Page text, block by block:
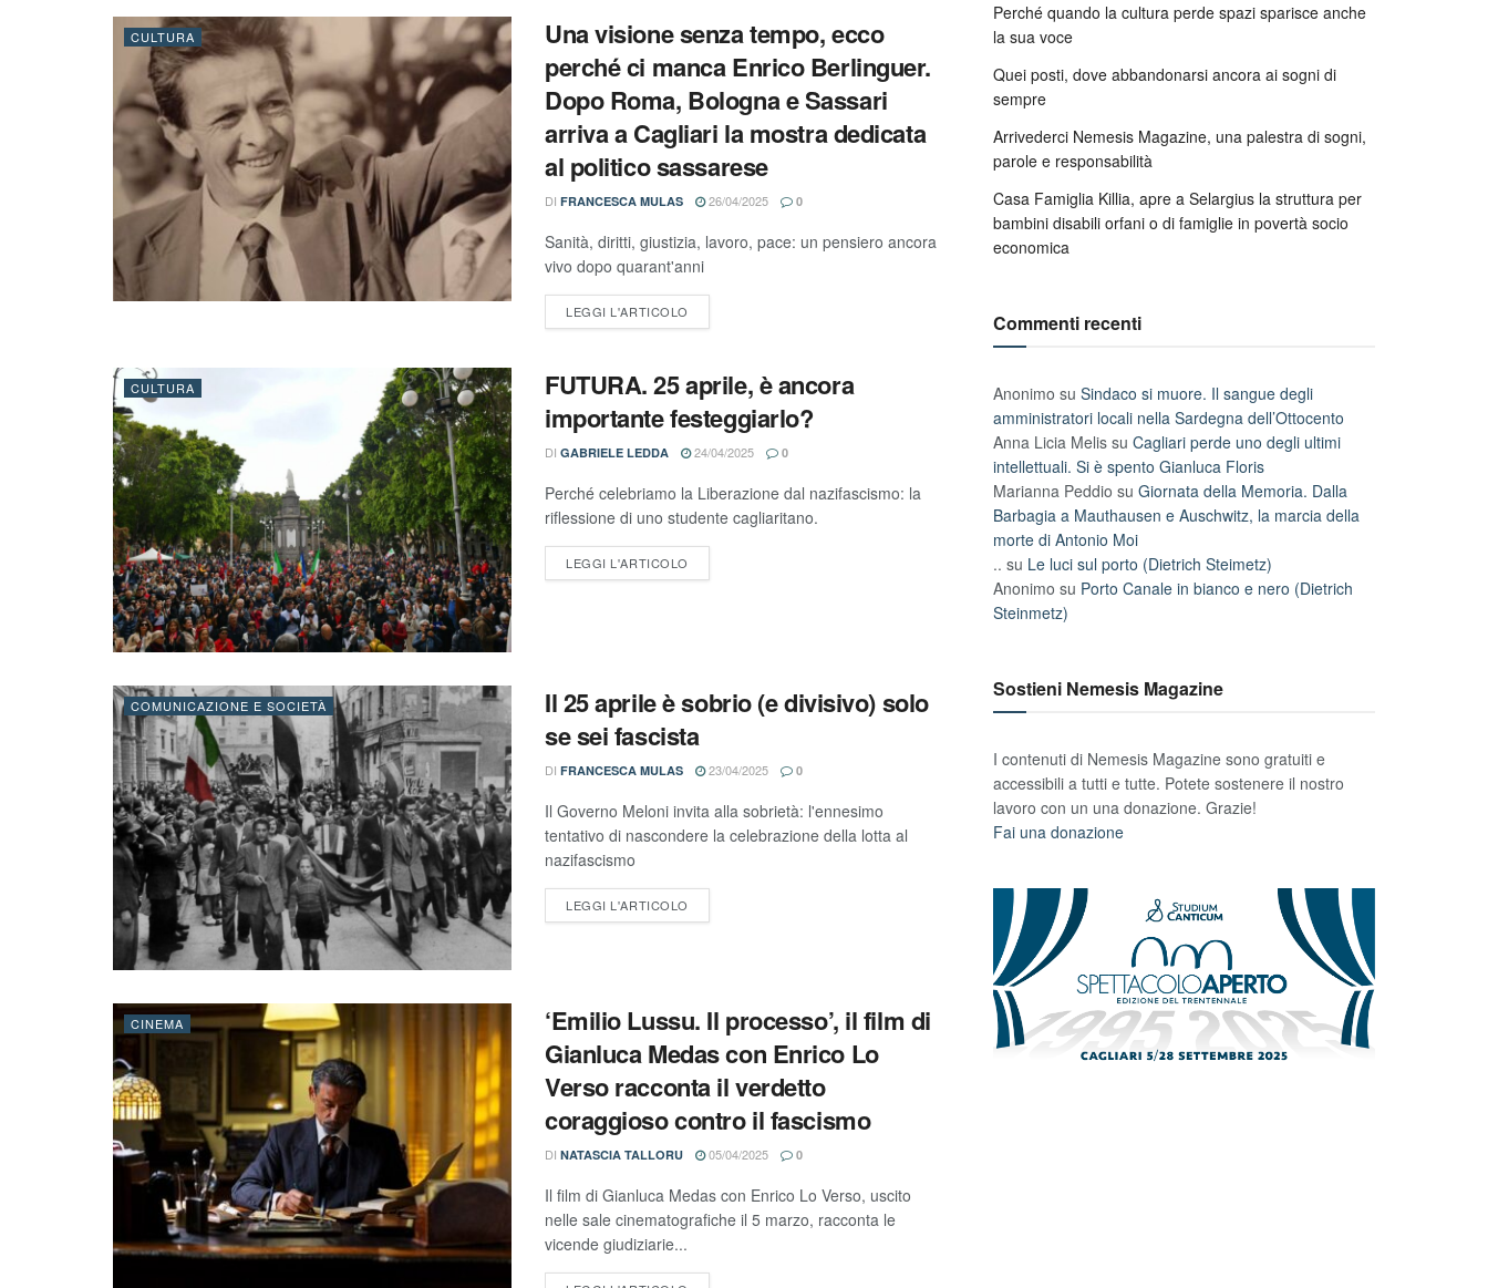
CULTURA
Una visione senza tempo, ecco
perché ci manca Enrico Berlinguer.
Dopo Roma, Bologna e Sassari
arriva a Cagliari la mostra dedicata
al politico sassarese
DI FRANCESCA MULAS 26/04/2025 0
Sanità, diritti, giustizia, lavoro, pace: un pensiero ancora
vivo dopo quarant'anni
LEGGI L'ARTICOLO
CULTURA
FUTURA. 25 aprile, è ancora
importante festeggiarlo?
DI GABRIELE LEDDA 24/04/2025 0
Perché celebriamo la Liberazione dal nazifascismo: la
riflessione di uno studente cagliaritano.
LEGGI L'ARTICOLO
COMUNICAZIONE E SOCIETÀ
Il 25 aprile è sobrio (e divisivo) solo
se sei fascista
DI FRANCESCA MULAS 23/04/2025 0
Il Governo Meloni invita alla sobrietà: l'ennesimo
tentativo di nascondere la celebrazione della lotta al
nazifascismo
LEGGI L'ARTICOLO
CINEMA
‘Emilio Lussu. Il processo’, il film di
Gianluca Medas con Enrico Lo
Verso racconta il verdetto
coraggioso contro il fascismo
DI NATASCIA TALLORU 05/04/2025 0
Il film di Gianluca Medas con Enrico Lo Verso, uscito
nelle sale cinematografiche il 5 marzo, racconta le
vicende giudiziarie...
Perché quando la cultura perde spazi sparisce anche
la sua voce
Quei posti, dove abbandonarsi ancora ai sogni di
sempre
Arrivederci Nemesis Magazine, una palestra di sogni,
parole e responsabilità
Casa Famiglia Killia, apre a Selargius la struttura per
bambini disabili orfani o di famiglie in povertà socio
economica
Commenti recenti
Anonimo su Sindaco si muore. Il sangue degli
amministratori locali nella Sardegna dell’Ottocento
Anna Licia Melis su Cagliari perde uno degli ultimi
intellettuali. Si è spento Gianluca Floris
Marianna Peddio su Giornata della Memoria. Dalla
Barbagia a Mauthausen e Auschwitz, la marcia della
morte di Antonio Moi
.. su Le luci sul porto (Dietrich Steimetz)
Anonimo su Porto Canale in bianco e nero (Dietrich
Steinmetz)
Sostieni Nemesis Magazine
I contenuti di Nemesis Magazine sono gratuiti e
accessibili a tutti e tutte. Potete sostenere il nostro
lavoro con un una donazione. Grazie!
Fai una donazione